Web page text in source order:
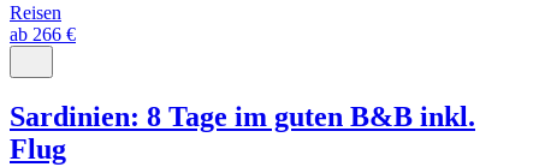
Reisen
ab 266 €
Sardinien: 8 Tage im guten B&B inkl.
Flug